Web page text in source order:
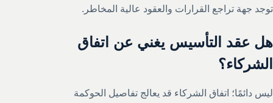
توجد جهة تراجع القرارات والعقود عالية المخاطر.
هل عقد التأسيس يغني عن اتفاق
الشركاء؟
ليس دائمًا؛ اتفاق الشركاء قد يعالج تفاصيل الحوكمة